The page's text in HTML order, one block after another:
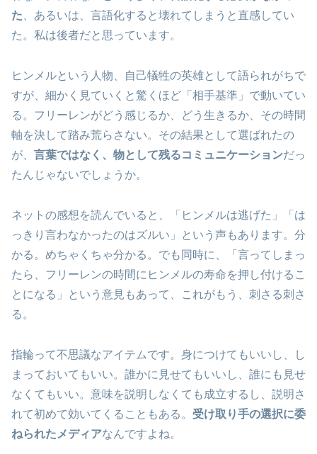
た 、あるいは、言語化すると壊れてしまうと直感してい
た。私は後者だと思っています。
ヒンメルという人物、自己犠牲の英雄として語られがちで
すが、細かく見ていくと驚くほど「相手基準」で動いてい
る。フリーレンがどう感じるか、どう生きるか、その時間
軸を決して踏み荒らさない。その結果として選ばれたの
が、 言葉ではなく、物として残るコミュニケーションだっ
たんじゃないでしょうか。
ネットの感想を読んでいると、「ヒンメルは逃げた」「は
っきり言わなかったのはズルい」という声もあります。分
かる。めちゃくちゃ分かる。でも同時に、「言ってしまっ
たら、フリーレンの時間にヒンメルの寿命を押し付けるこ
とになる」という意見もあって、これがもう、刺さる刺さ
る。
指輪って不思議なアイテムです。身につけてもいいし、し
まっておいてもいい。誰かに見せてもいいし、誰にも見せ
なくてもいい。意味を説明しなくても成立するし、説明さ
れて初めて効いてくることもある。 受け取り手の選択に委
ねられたメディアなんですよね。